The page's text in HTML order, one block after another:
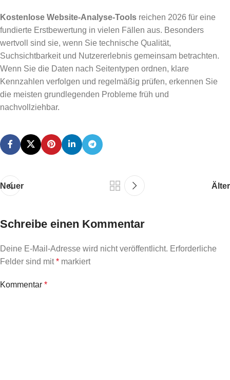
Kostenlose Website-Analyse-Tools reichen 2026 für eine
fundierte Erstbewertung in vielen Fällen aus. Besonders
wertvoll sind sie, wenn Sie technische Qualität,
Suchsichtbarkeit und Nutzererlebnis gemeinsam betrachten.
Wenn Sie die Daten nach Seitentypen ordnen, klare
Kennzahlen verfolgen und regelmäßig prüfen, erkennen Sie
die meisten grundlegenden Probleme früh und
nachvollziehbar.
Neuer Älter
Schreibe einen Kommentar
Deine E-Mail-Adresse wird nicht veröffentlicht. Erforderliche
Felder sind mit* markiert
Kommentar *